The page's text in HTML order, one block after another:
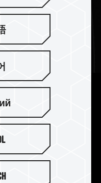
으로 언제든
리, 가방과 같은 여
대하고 사용할 수 있